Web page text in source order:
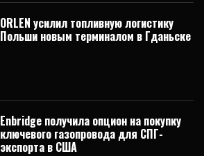
ORLEN усилил топливную логистику
Польши новым терминалом в Гданьске
Enbridge получила опцион на покупку
ключевого газопровода для СПГ-
экспорта в США